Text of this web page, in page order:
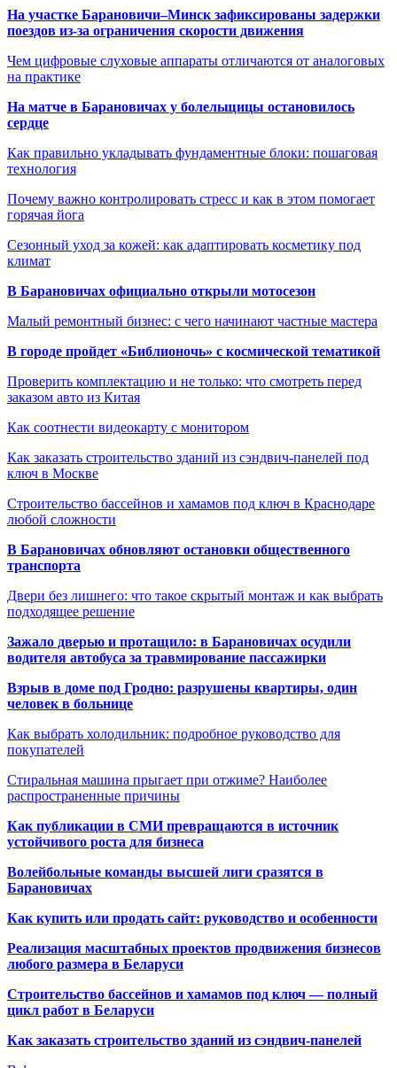
На участке Барановичи–Минск зафиксированы задержки
поездов из-за ограничения скорости движения
Чем цифровые слуховые аппараты отличаются от аналоговых
на практике
На матче в Барановичах у болельщицы остановилось
сердце
Как правильно укладывать фундаментные блоки: пошаговая
технология
Почему важно контролировать стресс и как в этом помогает
горячая йога
Сезонный уход за кожей: как адаптировать косметику под
климат
В Барановичах официально открыли мотосезон
Малый ремонтный бизнес: с чего начинают частные мастера
В городе пройдет «Библионочь» с космической тематикой
Проверить комплектацию и не только: что смотреть перед
заказом авто из Китая
Как соотнести видеокарту с монитором
Как заказать строительство зданий из сэндвич-панелей под
ключ в Москве
Строительство бассейнов и хамамов под ключ в Краснодаре
любой сложности
В Барановичах обновляют остановки общественного
транспорта
Двери без лишнего: что такое скрытый монтаж и как выбрать
подходящее решение
Зажало дверью и протащило: в Барановичах осудили
водителя автобуса за травмирование пассажирки
Взрыв в доме под Гродно: разрушены квартиры, один
человек в больнице
Как выбрать холодильник: подробное руководство для
покупателей
Стиральная машина прыгает при отжиме? Наиболее
распространенные причины
Как публикации в СМИ превращаются в источник
устойчивого роста для бизнеса
Волейбольные команды высшей лиги сразятся в
Барановичах
Как купить или продать сайт: руководство и особенности
Реализация масштабных проектов продвижения бизнесов
любого размера в Беларуси
Строительство бассейнов и хамамов под ключ — полный
цикл работ в Беларуси
Как заказать строительство зданий из сэндвич-панелей